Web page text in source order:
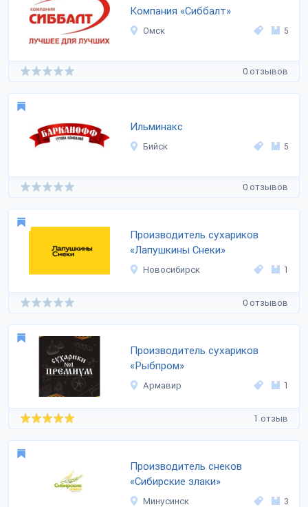
Компания «Сиббалт»
Омск 5
0 отзывов
Ильминакс
Бийск 5
0 отзывов
Производитель сухариков
«Лапушкины Снеки»
Новосибирск 1
0 отзывов
Производитель сухариков
«Рыбпром»
Армавир 1
1 отзыв
Производитель снеков
«Сибирские злаки»
Минусинск 3